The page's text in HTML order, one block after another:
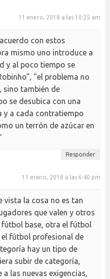
11 enero, 2018 a las 10:25 am
con estos
mismo uno introduce a
y al poco tiempo se
"el problema no
sino también de
se desubica con una
y a cada contratiempo
un terrón de azúcar en
Responder
11 enero, 2018 a las 6:40 pm
vista la cosa no es tan
que valen y otros
fútbol base, otra el fútbol
fútbol profesional de
hay un tipo de
subir de categoría,
a las nuevas exigencias,